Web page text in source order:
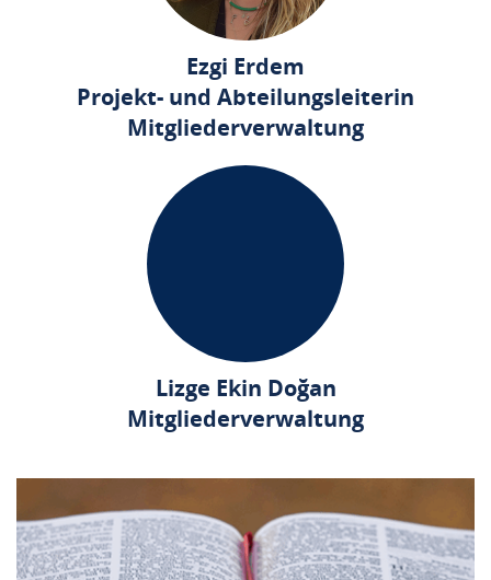
Ezgi Erdem
Projekt- und Abteilungsleiterin
Mitgliederverwaltung
Lizge Ekin Doğan
Mitgliederverwaltung